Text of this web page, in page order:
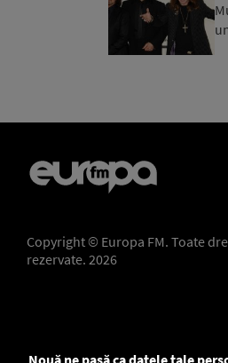
Copyright © Europa FM. Toate
rezervate. 2026
Nouă ne pasă ca datele tale